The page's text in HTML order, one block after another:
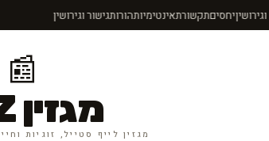
וגירושיןיחסיםתקשורתאינטימיותהורותגישור וגירושין
📰
מגזין SLZ
מגזין לייף סטייל, זוגיות